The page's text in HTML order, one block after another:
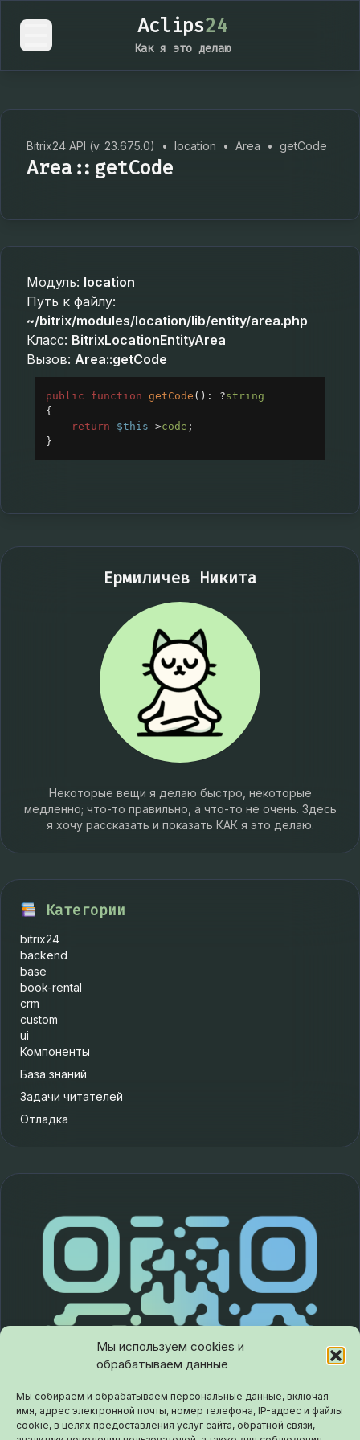
Мы используем cookies и
обрабатываем данные
Мы собираем и обрабатываем персональные данные, включая
имя, адрес электронной почты, номер телефона, IP-адрес и файлы
cookie, в целях предоставления услуг сайта, обратной связи,
Aclips24
Как я это делаю
Bitrix24 API (v. 23.675.0) • location • Area • getCode
Area::getCode
Модуль: location
Путь к файлу:
~/bitrix/modules/location/lib/entity/area.php
Класс: BitrixLocationEntityArea
Вызов: Area::getCode
public function getCode (): ?string
{
return
$this ->code ;
}
Ермиличев Никита
Некоторые вещи я делаю быстро, некоторые
медленно; что-то правильно, а что-то не очень. Здесь
я хочу рассказать и показать КАК я это делаю.
Категории
bitrix24
backend
base
book-rental
crm
custom
ui
Компоненты
База знаний
Задачи читателей
Отладка